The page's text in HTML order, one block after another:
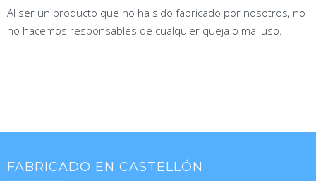
Al ser un producto que no ha sido fabricado por nosotros, no
no hacemos responsables de cualquier queja o mal uso.
FABRICADO EN CASTELLÓN